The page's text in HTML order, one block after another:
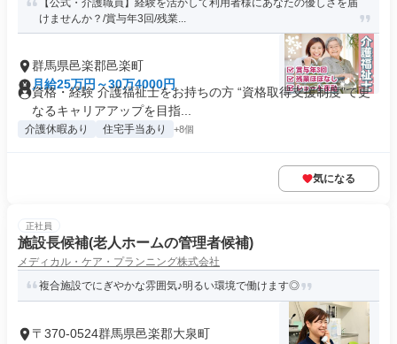
【公式・介護職員】経験を活かして利用者様にあなたの優しさを届
けませんか？/賞与年3回/残業...
群馬県邑楽郡邑楽町
月給25万円～30万4000円
資格・経験 介護福祉士をお持ちの方 “資格取得支援制度”で更
なるキャリアアップを目指...
介護休暇あり 住宅手当あり +8個
気になる
正社員
施設長候補(老人ホームの管理者候補)
メディカル・ケア・プランニング株式会社
複合施設でにぎやかな雰囲気♪明るい環境で働けます◎
〒370-0524群馬県邑楽郡大泉町